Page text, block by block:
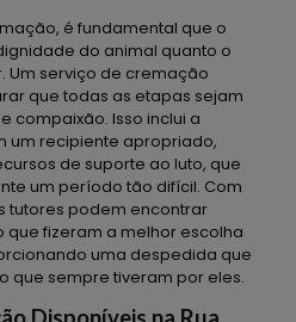
é fundamental que o
do animal quanto o
Um serviço de cremação
que todas as etapas sejam
compaixão. Isso inclui a
um recipiente apropriado,
de suporte ao luto, que
um período tão difícil. Com
tutores podem encontrar
fizeram a melhor escolha
uma despedida que
que sempre tiveram por eles.